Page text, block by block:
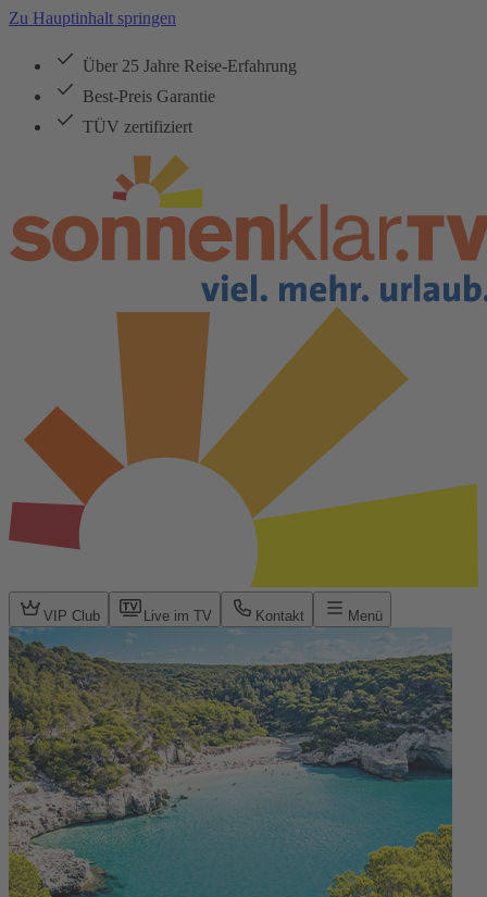
Zu Hauptinhalt springen
Über 25 Jahre Reise-Erfahrung
Best-Preis Garantie
TÜV zertifiziert
VIP Club Live im TV Kontakt Menü